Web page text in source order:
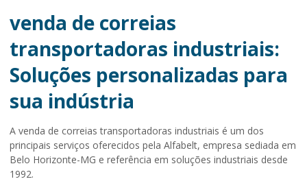
venda de correias
transportadoras industriais:
Soluções personalizadas para
sua indústria
A venda de correias transportadoras industriais é um dos
principais serviços oferecidos pela Alfabelt, empresa sediada em
Belo Horizonte-MG e referência em soluções industriais desde
1992.